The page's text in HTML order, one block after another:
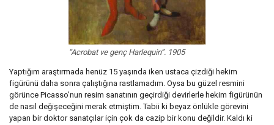
“Acrobat ve genç Harlequin”. 1905
Yaptığım araştırmada henüz 15 yaşında iken ustaca çizdiği hekim
figürünü daha sonra çalıştığına rastlamadım. Oysa bu güzel resmini
görünce Picasso’nun resim sanatının geçirdiği devirlerle hekim figürünün
de nasıl değişeceğini merak etmiştim. Tabii ki beyaz önlükle görevini
yapan bir doktor sanatçılar için çok da cazip bir konu değildir. Kaldı ki